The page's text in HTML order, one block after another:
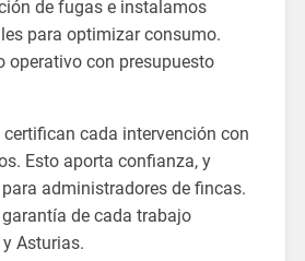
de fugas e instalamos
para optimizar consumo.
operativo con presupuesto
cada intervención con
Esto aporta confianza, y
administradores de fincas.
de cada trabajo
Asturias.